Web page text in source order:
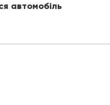
автомобіль